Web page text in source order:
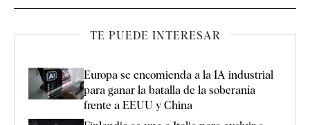
TE PUEDE INTERESAR
Europa se encomienda a la IA industrial
para ganar la batalla de la soberanía
frente a EEUU y China